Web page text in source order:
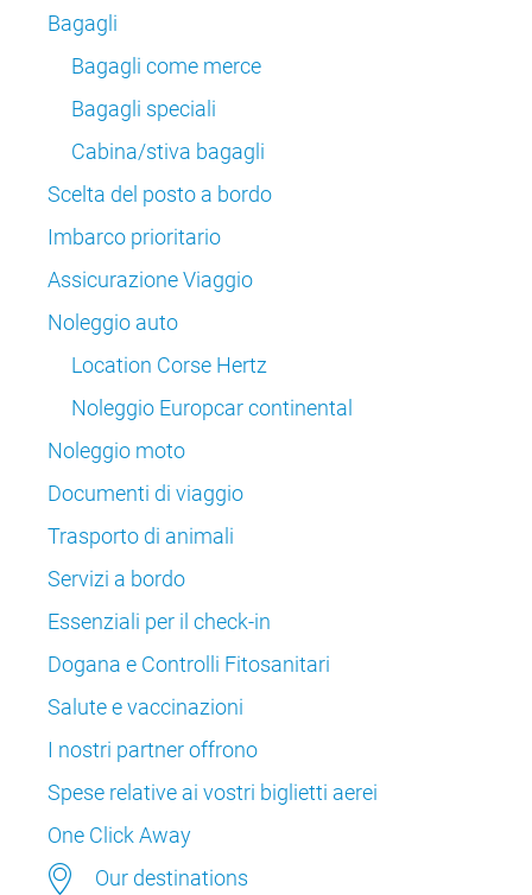
Bagagli
Bagagli come merce
Bagagli speciali
Cabina/stiva bagagli
Scelta del posto a bordo
Imbarco prioritario
Assicurazione Viaggio
Noleggio auto
Location Corse Hertz
Noleggio Europcar continental
Noleggio moto
Documenti di viaggio
Trasporto di animali
Servizi a bordo
Essenziali per il check-in
Dogana e Controlli Fitosanitari
Salute e vaccinazioni
I nostri partner offrono
Spese relative ai vostri biglietti aerei
One Click Away
Our destinations